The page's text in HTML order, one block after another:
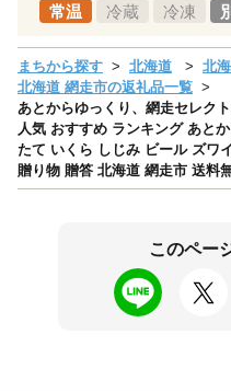
常温 冷蔵 冷凍
まちから探す 北海道
北
北海道 網走市の返礼品一覧
あとからゆっくり、網走セレク
人気 おすすめ ランキング あと
たて いくら しじみ ビール ズワ
贈り物 贈答 北海道 網走市 送料
このペー